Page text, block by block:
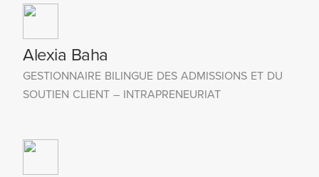
Alexia Baha
GESTIONNAIRE BILINGUE DES ADMISSIONS ET DU
SOUTIEN CLIENT – INTRAPRENEURIAT